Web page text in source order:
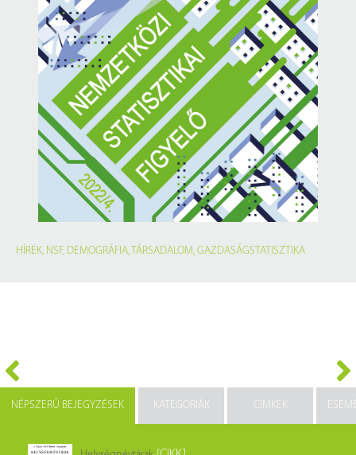
HÍREK, NSF, DEMOGRÁFIA, TÁRSADALOM, GAZDASÁGSTATISZTIKA
NÉPSZERŰ BEJEGYZÉSEK KATEGÓRIÁK CÍMKÉK